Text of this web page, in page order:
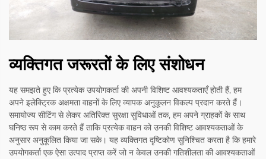
व्यक्तिगत जरूरतों के लिए संशोधन
यह समझते हुए कि प्रत्येक उपयोगकर्ता की अपनी विशिष्ट आवश्यकताएँ होती हैं, हम
अपने इलेक्ट्रिक अक्षमता वाहनों के लिए व्यापक अनुकूलन विकल्प प्रदान करते हैं।
समायोज्य सीटिंग से लेकर अतिरिक्त सुरक्षा सुविधाओं तक, हम अपने ग्राहकों के साथ
घनिष्ठ रूप से काम करते हैं ताकि प्रत्येक वाहन को उनकी विशिष्ट आवश्यकताओं के
अनुसार अनुकूलित किया जा सके। यह व्यक्तिगत दृष्टिकोण सुनिश्चित करता है कि हमारे
उपयोगकर्ता एक ऐसा उत्पाद प्राप्त करें जो न केवल उनकी गतिशीलता की आवश्यकताओं